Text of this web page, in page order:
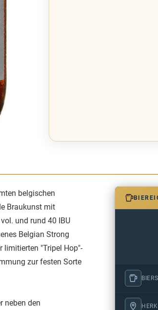
belgischen
Braukunst mit
und rund 40 IBU
Belgian Strong
limitierten "Tripel Hop"-
zur festen Sorte
neben den